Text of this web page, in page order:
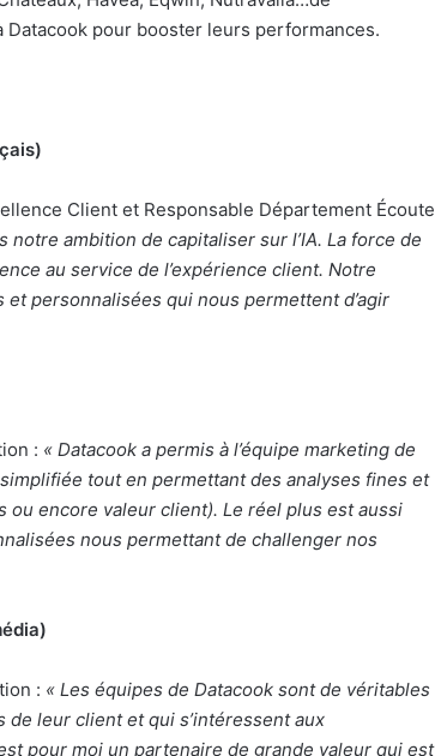
pour booster leurs performances.
Client et Responsable Département Écoute
notre ambition de capitaliser sur l’IA. La force de
au service de l’expérience client. Notre
personnalisées qui nous permettent d’agir
: « Datacook a permis à l’équipe marketing de
tout en permettant des analyses fines et
ou encore valeur client). Le réel plus est aussi
nous permettant de challenger nos
: « Les équipes de Datacook sont de véritables
leur client et qui s’intéressent aux
pour moi un partenaire de grande valeur qui est